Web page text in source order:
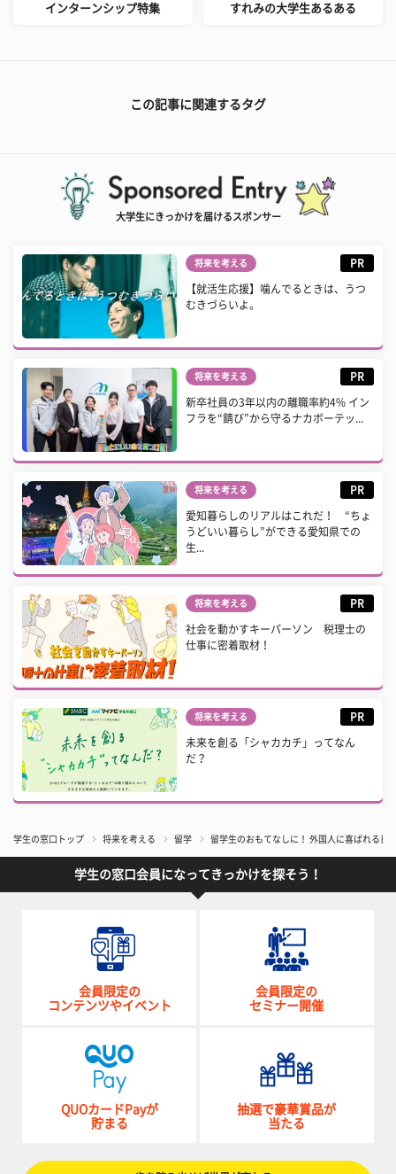
インターンシップ特集 すれみの大学生あるある
この記事に関連するタグ
大学生にきっかけを届けるスポンサー
将来を考える PR
【就活生応援】噛んでるときは、うつ
むきづらいよ。
将来を考える PR
新卒社員の3年以内の離職率約4% イン
フラを“錆び”から守るナカボーテッ...
将来を考える PR
愛知暮らしのリアルはこれだ！ “ちょ
うどいい暮らし”ができる愛知県での
生...
将来を考える PR
社会を動かすキーパーソン 税理士の
仕事に密着取材！
将来を考える PR
未来を創る「シャカカチ」ってなん
だ？
学生の窓口トップ 将来を考える 留学 留学生のおもてなしに！ 外国人に喜ばれる日
学生の窓口会員になってきっかけを探そう！
会員限定の
コンテンツやイベント
会員限定の
セミナー開催
QUOカードPayが
貯まる
抽選で豪華賞品が
当たる